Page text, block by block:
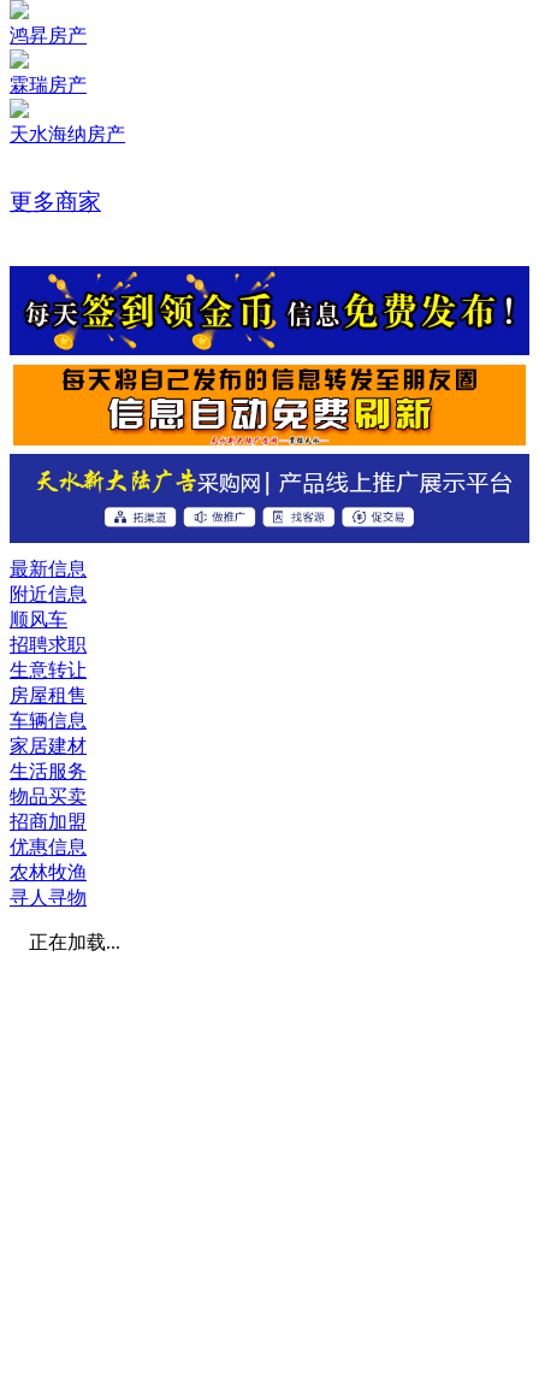
鸿昇房产
霖瑞房产
天水海纳房产
更多商家
最新信息
附近信息
顺风车
招聘求职
生意转让
房屋租售
车辆信息
家居建材
生活服务
物品买卖
招商加盟
优惠信息
农林牧渔
寻人寻物
正在加载...